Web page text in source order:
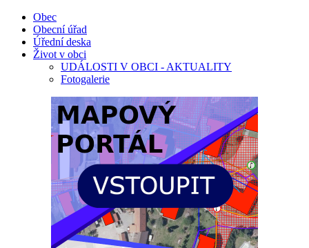
Obec
Obecní úřad
Úřední deska
Život v obci
UDÁLOSTI V OBCI - AKTUALITY
Fotogalerie